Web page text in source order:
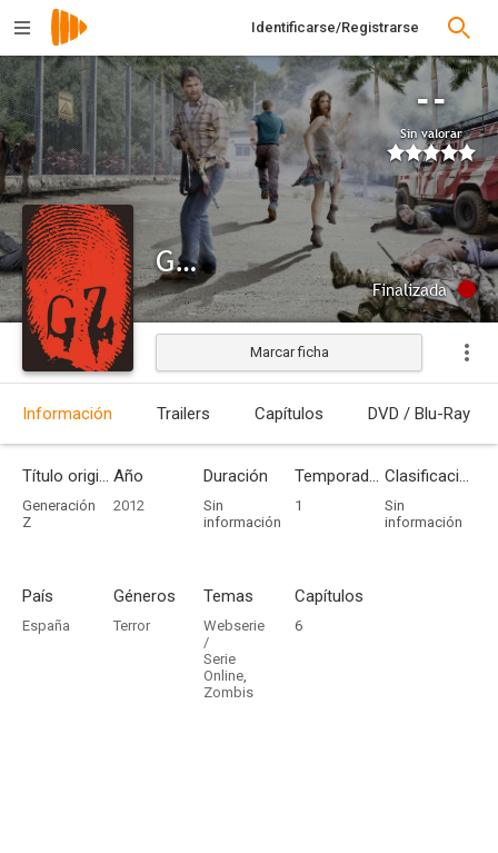
Identificarse/Registrarse
--
Sin valorar
Generación Z
Finalizada
Marcar ficha
Información Trailers Capítulos DVD / Blu-Ray
Título original
Generación
Z
Año
2012
Duración
Sin
información
Temporadas
1
Clasificación por edades
Sin
información
País
España
Géneros
Terror
Temas
Webserie
/
Serie
Online,
Zombis
Capítulos
6